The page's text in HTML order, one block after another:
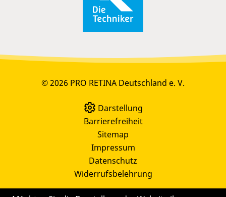
© 2026 PRO RETINA Deutschland e. V.
Darstellung
Barrierefreiheit
Sitemap
Impressum
Datenschutz
Widerrufsbelehrung